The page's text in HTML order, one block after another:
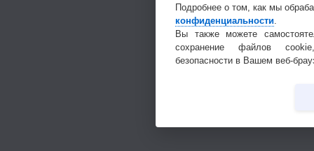
Подробнее о том, как мы
конфиденциальности
Вы также можете
сохранение файлов
безопасности в Вашем веб-